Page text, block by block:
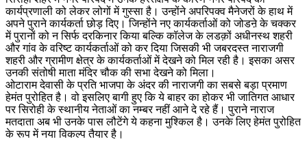
कार्यप्रणाली को लेकर लोगों में गुस्सा है। उन्होंने अपरिपक्व मैनेजरों के हाथ में
अपने पुराने कार्यकर्ता छोड़ दिए। जिन्होंने नए कार्यकर्ताओं को जोडऩे के चक्कर
में पुरानों को न सिर्फ दरकिनार किया बल्कि कॉलेज के लडक़ों अधीनस्थ शहरी
और गांव के वरिष्ट कार्यकर्ताओं को कर दिया जिसकी भी जबरदस्त नाराजगी
शहरी और ग्रामीण क्षेत्र के कार्यकर्ताओं में देखने को मिल रही है। इसका असर
उनकी संतोषी माता मंदिर चौक की सभा देखने को मिला।
ओटाराम देवासी के प्रति भाजपा के अंदर की नाराजगी का सबसे बड़ा प्रमाण
हेमंत पुरोहित है। वो इसलिए बागी हुए कि ये बाहर का होकर भी जातिगत आधार
पर सिरोही के स्थानीय नेताओं का नम्बर नहीं आने दे रहे हैं। पुराने नाराज
मतदाता अब भी उनके पास लौटेंगे ये कहना मुश्किल है। उनके लिए हेमंत पुरोहित
के रूप में नया विकल्प तैयार है।